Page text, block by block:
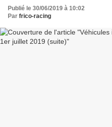
Publié le 30/06/2019 à 10:02
Par frico-racing